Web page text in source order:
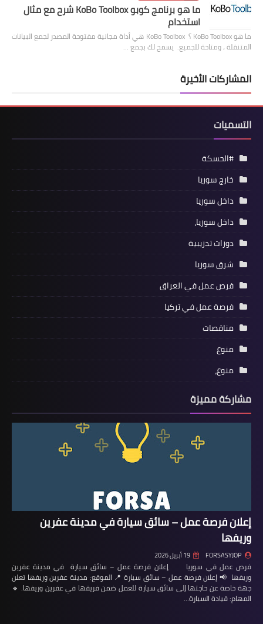
ما هو برنامج كوبو KoBo Toolbox شرح مع مثال
استخدام
ما هو KoBo Toolbox ؟ KoBo Toolbox هي أداة مجانية مفتوحة المصدر لجمع البيانات
المتنقلة ، ومتاحة للجميع. يسمح لك بجمع …
المشاركات الأخيرة
التسميات
#الحسكة
خارج سوريا
داخل سوريا
داخل سوريا،
دورات تدريبية
شرق سوريا
فرص عمل في العراق
فرصة عمل في تركيا
مناقصات
منوع
منوع،
مشاركة مميزة
إعلان فرصة عمل – سائق سيارة في مدينة عفرين
وريفها
FORSASYJOP 19 أبريل 2026
فرص عمل في سوريا إعلان فرصة عمل – سائق سيارة في مدينة عفرين
وريفها 📢 إعلان فرصة عمل – سائق سيارة 📍 الموقع: مدينة عفرين وريفها تعلن
جهة خاصة عن حاجتها إلى سائق سيارة للعمل ضمن فريقها في عفرين وريفها. 🔹
المهام: قيادة السيارة…